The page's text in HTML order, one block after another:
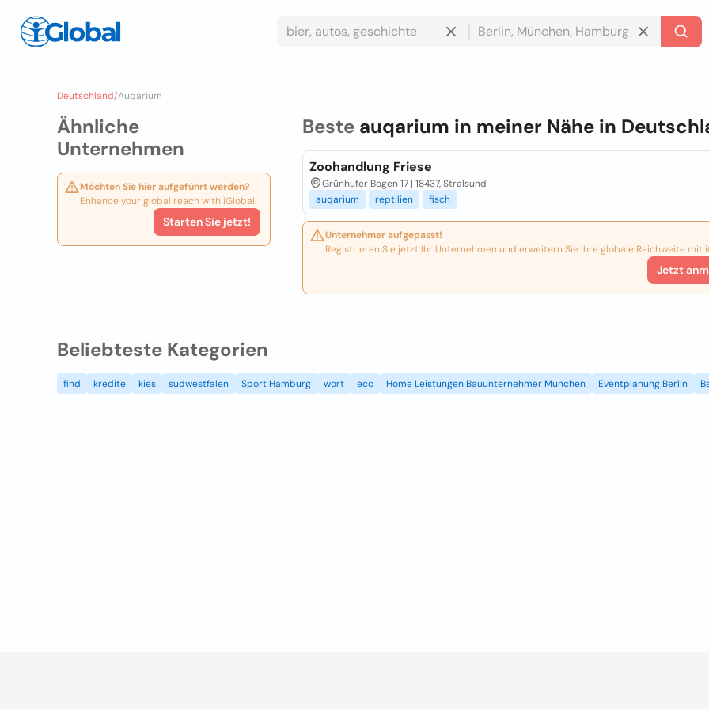
Deutschland/Auqarium
Ähnliche
Unternehmen
Möchten Sie hier aufgeführt werden?
Enhance your global reach with iGlobal.
Starten Sie jetzt!
Beste auqarium in meiner Nähe in
Zoohandlung Friese
Grünhufer Bogen 17 | 18437, Stralsund
auqarium
reptilien fisch
Unternehmer aufgepasst!
Registrieren Sie jetzt Ihr Unternehmen und erweitern Sie Ihre globale Reichweite mit
Jetzt
Beliebteste Kategorien
find kredite kies sudwestfalen Sport Hamburg wort ecc Home Leistungen Bauunternehmer München Eventplanung Berlin